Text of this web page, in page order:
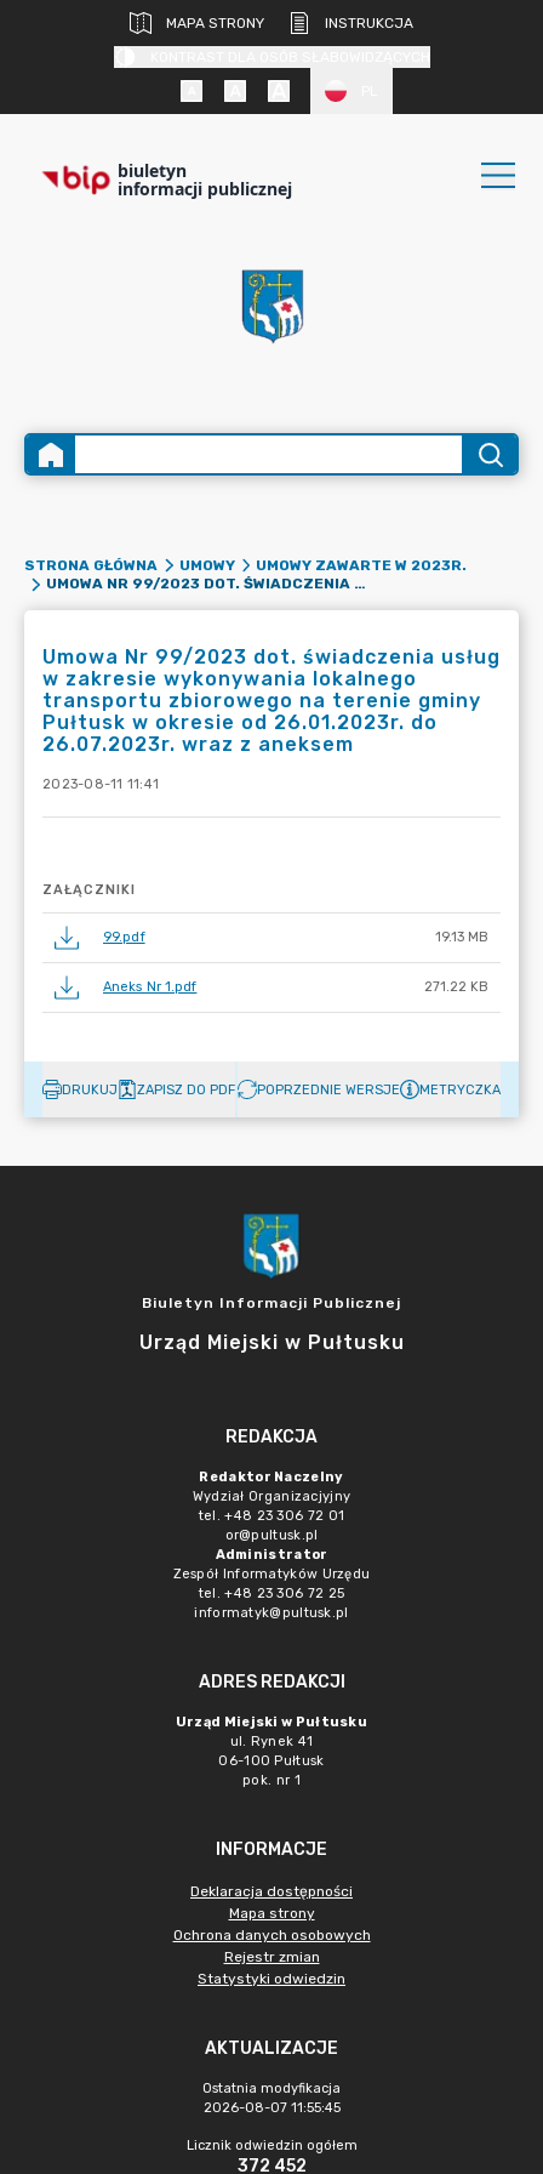
MAPA STRONY
INSTRUKCJA
biuletyn
informacji publicznej
STRONA GŁÓWNA UMOWY
UMOWY ZAWARTE W 2023R.
UMOWA NR 99/2023 DOT. ŚWIADCZENIA USŁUG W ZAKRESIE WYKONYWANIA LOKALNEGO TRANSPORTU ZBIOROWEGO NA TERENIE GMINY PUŁTUSK W OKRESIE OD 26.01.2023R. DO 26.07.2023R. WRAZ Z ANEKSEM
Umowa Nr 99/2023 dot. świadczenia usług
w zakresie wykonywania lokalnego
transportu zbiorowego na terenie gminy
Pułtusk w okresie od 26.01.2023r. do
26.07.2023r. wraz z aneksem
2023-08-11 11:41
ZAŁĄCZNIKI
99.pdf 19.13 MB
Aneks Nr 1.pdf 271.22 KB
DRUKUJ ZAPISZ DO PDF POPRZEDNIE WERSJE METRYCZKA
Biuletyn Informacji Publicznej
Urząd Miejski w Pułtusku
REDAKCJA
Redaktor Naczelny
Wydział Organizacjyjny
tel. +48 23 306 72 01
or@pultusk.pl
Administrator
Zespół Informatyków Urzędu
tel. +48 23 306 72 25
informatyk@pultusk.pl
ADRES REDAKCJI
Urząd Miejski w Pułtusku
ul. Rynek 41
06-100 Pułtusk
pok. nr 1
INFORMACJE
Deklaracja dostępności
Mapa strony
Ochrona danych osobowych
Rejestr zmian
Statystyki odwiedzin
AKTUALIZACJE
Ostatnia modyfikacja
2026-08-07 11:55:45
Licznik odwiedzin ogółem
372 452